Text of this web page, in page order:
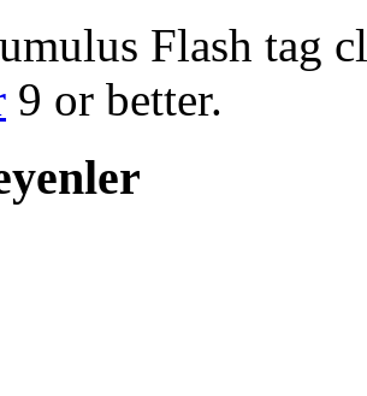
Flash tag
9 or better.